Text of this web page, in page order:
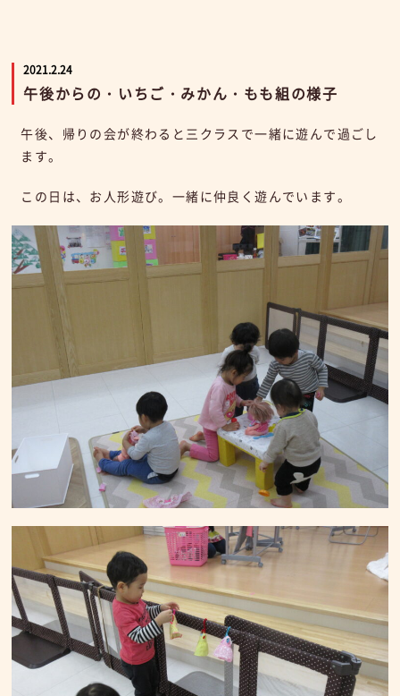
2021.2.24
午後からの・いちご・みかん・もも組の様子
午後、帰りの会が終わると三クラスで一緒に遊んで過ごし
ます。
この日は、お人形遊び。一緒に仲良く遊んでいます。